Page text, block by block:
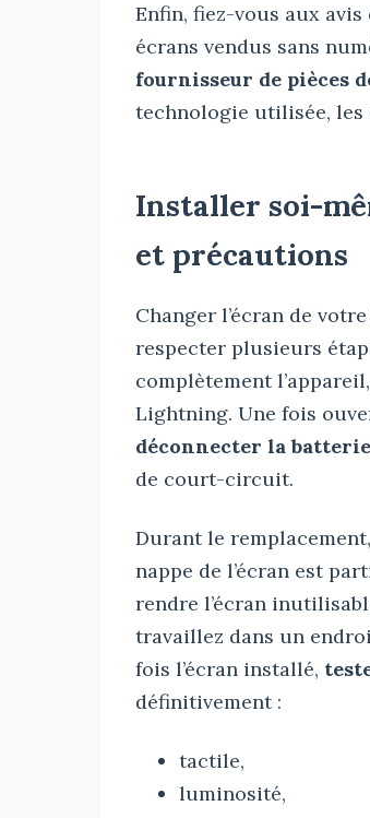
Enfin, fiez-vous aux
écrans vendus sans
fournisseur de pièces
technologie utilisée, les
Installer soi-
et précautions
Changer l’écran de
respecter plusieurs
complètement
Lightning. Une fois
déconnecter la batterie
de court-circuit.
Durant le
nappe de l’écran est
rendre l’écran
travaillez dans un
fois l’écran installé,
définitivement :
tactile,
luminosité,